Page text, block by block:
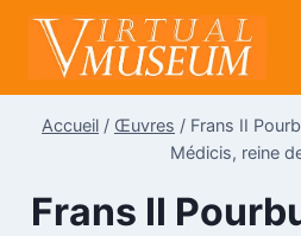
Aller
contenu
Accueil / Œuvres / Frans II
Médicis, reine
Frans II